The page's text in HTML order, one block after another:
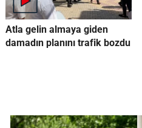
Atla gelin almaya giden
damadın planını trafik bozdu